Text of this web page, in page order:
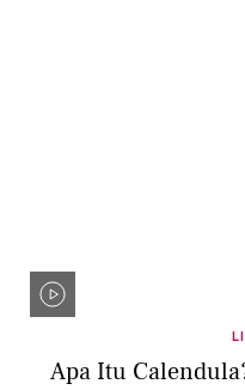
Apa Itu